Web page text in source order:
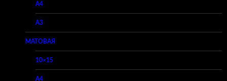
A4
A3
МАТОВАЯ
10×15
A4